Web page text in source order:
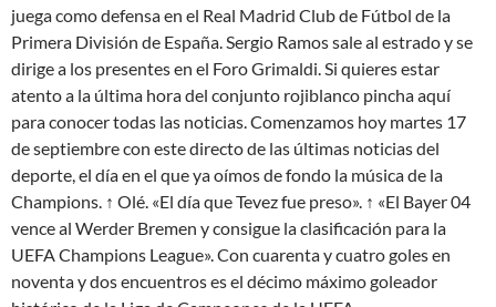
juega como defensa en el Real Madrid Club de Fútbol de la
Primera División de España. Sergio Ramos sale al estrado y se
dirige a los presentes en el Foro Grimaldi. Si quieres estar
atento a la última hora del conjunto rojiblanco pincha aquí
para conocer todas las noticias. Comenzamos hoy martes 17
de septiembre con este directo de las últimas noticias del
deporte, el día en el que ya oímos de fondo la música de la
Champions. ↑ Olé. «El día que Tevez fue preso». ↑ «El Bayer 04
vence al Werder Bremen y consigue la clasificación para la
UEFA Champions League». Con cuarenta y cuatro goles en
noventa y dos encuentros es el décimo máximo goleador